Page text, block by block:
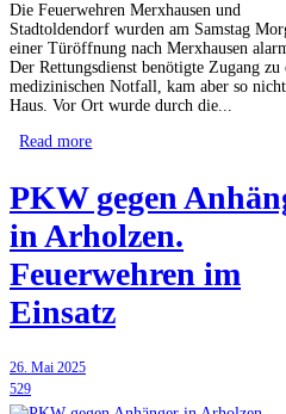
Die Feuerwehren Merxhausen und
Stadtoldendorf wurden am Samstag
einer Türöffnung nach Merxhausen
Der Rettungsdienst benötigte Zugang zu
medizinischen Notfall, kam aber so
Haus. Vor Ort wurde durch die...
Read more
PKW gegen
in Arholzen.
Feuerwehren im
Einsatz
26. Mai 2025
529